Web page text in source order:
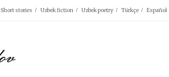
Short stories Uzbek fiction Uzbek poetry Türkçe Español